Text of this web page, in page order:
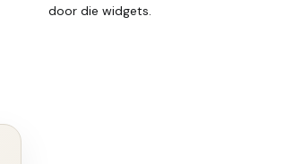
door die widgets.